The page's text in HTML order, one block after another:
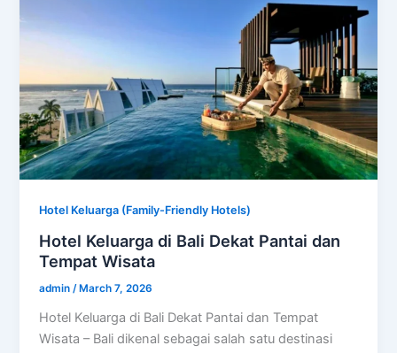
Hotel Keluarga (Family-Friendly Hotels)
Hotel Keluarga di Bali Dekat Pantai dan
Tempat Wisata
admin/ March 7, 2026
Hotel Keluarga di Bali Dekat Pantai dan Tempat
Wisata – Bali dikenal sebagai salah satu destinasi